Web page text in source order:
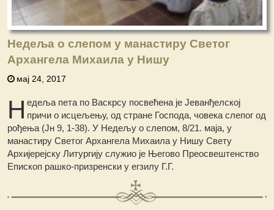
Недеља о слепом у манастиру Светог
Архангела Михаила у Нишу
мај 24, 2017
Н едеља пета по Васкрсу посвећена је Јеванђелској
причи о исцељењу, од стране Господа, човека слепог од
рођења (Јн 9, 1-38). У Недељу о слепом, 8/21. маја, у
манастиру Светог Архангела Михаила у Нишу Свету
Архијерејску Литургију служио је Његово Преосвештенство
Епископ рашко-призренски у егзилу Г.Г.